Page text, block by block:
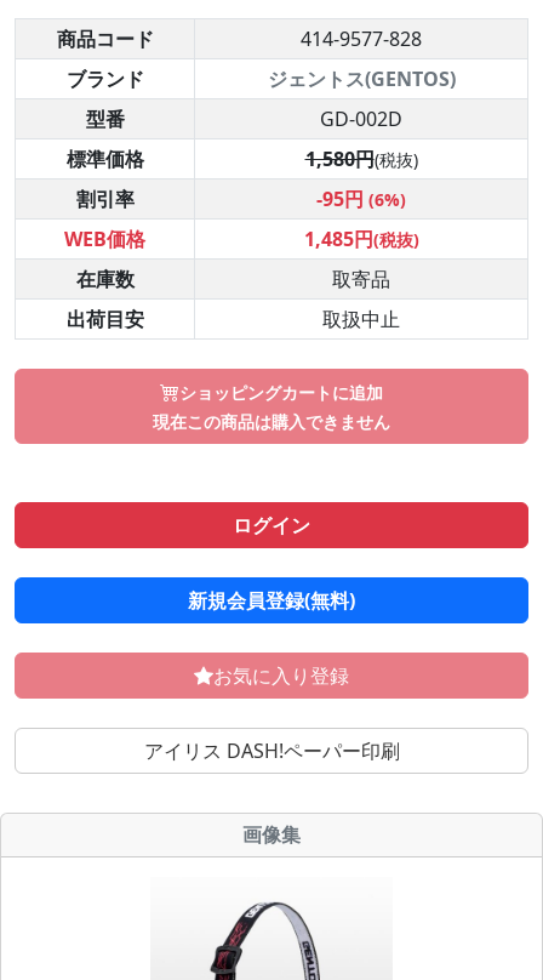
商品コード
414-9577-828
ブランド
ジェントス(GENTOS)
型番
GD-002D
標準価格
1,580円(税抜)
割引率 -95円 (6%)
WEB価格 1,485円(税抜)
在庫数
取寄品
出荷目安
取扱中止
ショッピングカートに追加
現在この商品は購入できません
ログイン
新規会員登録(無料)
お気に入り登録
アイリス DASH!ペーパー印刷
画像集